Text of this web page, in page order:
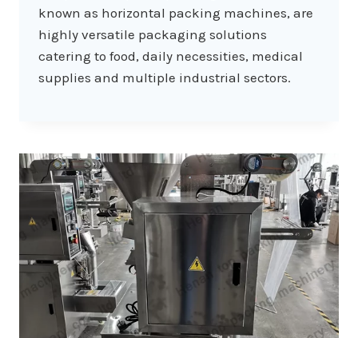
known as horizontal packing machines, are
highly versatile packaging solutions
catering to food, daily necessities, medical
supplies and multiple industrial sectors.